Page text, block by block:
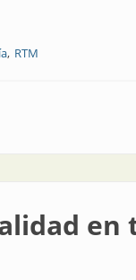
RTM
se comercializan con